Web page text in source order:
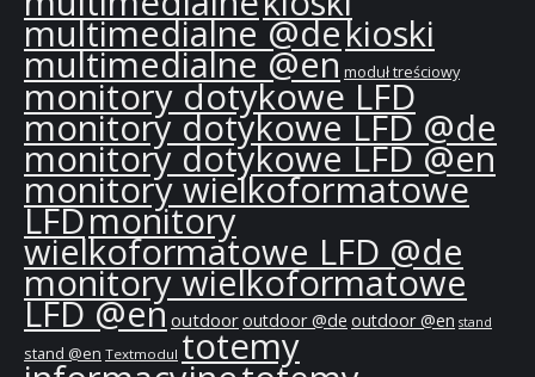
multimedialne @dekioski
multimedialne @enmoduł treściowy
monitory dotykowe LFD
monitory dotykowe LFD @de
monitory dotykowe LFD @en
monitory wielkoformatowe
LFDmonitory
wielkoformatowe LFD @de
monitory wielkoformatowe
LFD @en outdooroutdoor @de outdoor @en stand
stand @en Textmodul totemy